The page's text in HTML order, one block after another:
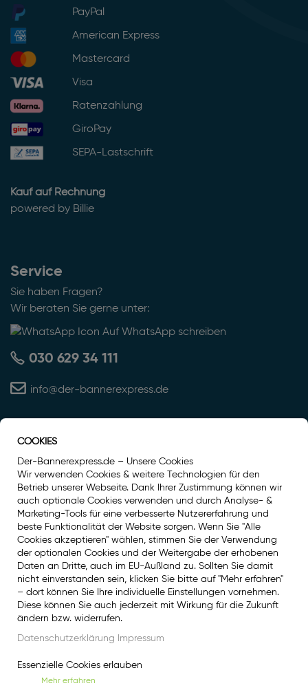
PayPal
American Express
Mastercard
Visa
Ratenzahlung
GiroPay
SEPA-Lastschrift
Kauf auf Rechnung
powered by Billie
Service
Sie haben Fragen?
Wir beraten Sie gerne unter:
Auf WhatsApp schreiben
030 629 34 111
info@der-bannerexpress.de
Auszeichnung
Social Media
Instagram
COOKIES
Der-Bannerexpress.de – Unsere Cookies
Wir verwenden Cookies & weitere Technologien für den
Betrieb unserer Webseite. Dank Ihrer Zustimmung können wir
auch optionale Cookies verwenden und durch Analyse- &
Marketing-Tools für eine verbesserte Nutzererfahrung und
beste Funktionalität der Website sorgen. Wenn Sie "Alle
Cookies akzeptieren" wählen, stimmen Sie der Verwendung
der optionalen Cookies und der Weitergabe der erhobenen
Daten an Dritte, auch im EU-Außland zu. Sollten Sie damit
nicht einverstanden sein, klicken Sie bitte auf "Mehr erfahren"
– dort können Sie Ihre individuelle Einstellungen vornehmen.
Diese können Sie auch jederzeit mit Wirkung für die Zukunft
ändern bzw. widerrufen.
Datenschutzerklärung Impressum
Essenzielle Cookies erlauben
Mehr erfahren